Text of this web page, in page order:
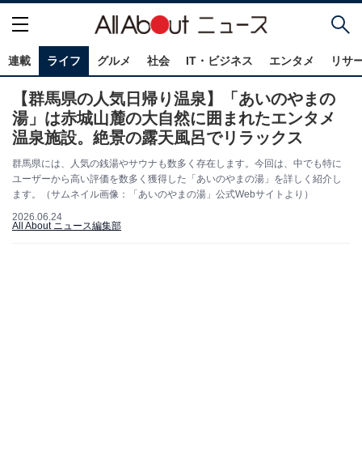
連載 ライフ グルメ 社会 IT・ビジネス エンタメ リサ
【群馬県の人気日帰り温泉】「あいのやまの
湯」は赤城山麓の大自然に囲まれたエンタメ
温泉施設。絶景の露天風呂でリラックス
群馬県には、人気の銭湯やサウナも数多く存在します。今回は、中でも特に
ユーザーから高い評価を数多く獲得した「あいのやまの湯」を詳しく紹介し
ます。（サムネイル画像：「あいのやまの湯」公式Webサイトより）
2026.06.24
All About ニュース編集部